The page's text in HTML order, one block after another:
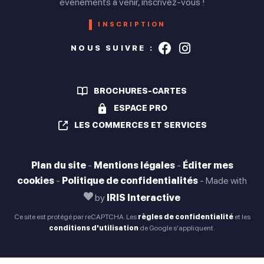
Vendredi
Ouvert de 09h30 à 12h et de 14h à 19h30
Samedi
Fermé
Toute l'année. Tous les jours
Ouverture le lundi de 10h à 12h et de 14h à 19h. Le mardi,
mercredi, jeudi, vendredi et samedi de 9h30 à 12h et de 14h
à 19h30.
Fermé le dimanche.
INSCRIPTION
NOUS SUIVRE : Suivez-nous
Suivez-
BROCHURES-CARTES
ESPACE PRO
LES COMMERCES ET SERVICES
Plan du site - Mentions légales - Éditer mes
cookies - Politique de confidentialités - Made with
by IRIS Interactive
Ce site est protégé par reCAPTCHA. Les règles de confidentialitéet les
conditions d'utilisation de Google s'appliquent.